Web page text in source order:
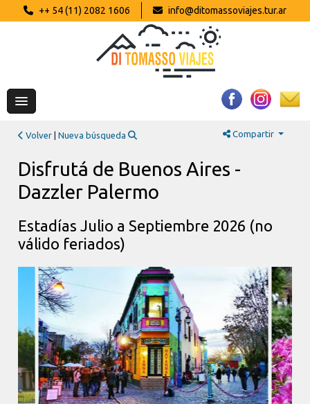
++ 54 (11) 2082 1606 info@ditomassoviajes.tur.ar
Volver |Nueva búsqueda Compartir
Disfrutá de Buenos Aires -
Dazzler Palermo
Estadías Julio a Septiembre 2026 (no
válido feriados)